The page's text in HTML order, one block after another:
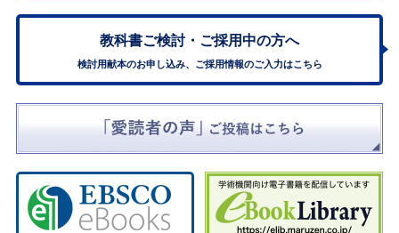
教科書ご検討・ ご採用中の方へ
検討用献本のお申し込み、ご採用情報のご入力はこちら